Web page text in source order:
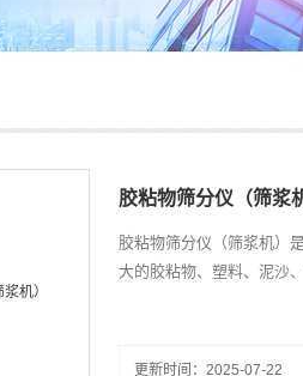
胶粘物筛分仪（筛浆
胶粘物筛分仪（筛浆机）
大的胶粘物、塑料、泥沙
更新时间：2025-07-22